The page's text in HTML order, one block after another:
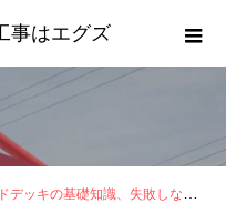
事はエグズ
キの基礎知識、失敗しないために考慮すべき6ポイント